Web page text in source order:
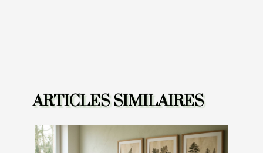
ARTICLES SIMILAIRES